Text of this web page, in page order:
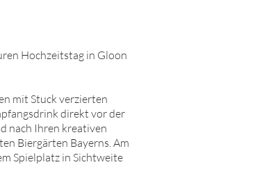
Hochzeitstag in Gloon
mit Stuck verzierten
direkt vor der
nach Ihren kreativen
Biergärten Bayerns. Am
Spielplatz in Sichtweite